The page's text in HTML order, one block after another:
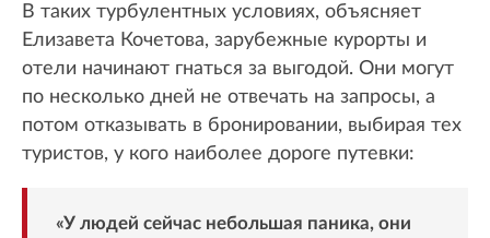
В таких турбулентных условиях, объясняет
Елизавета Кочетова, зарубежные курорты и
отели начинают гнаться за выгодой. Они могут
по несколько дней не отвечать на запросы, а
потом отказывать в бронировании, выбирая тех
туристов, у кого наиболее дороге путевки:
«У людей сейчас небольшая паника, они